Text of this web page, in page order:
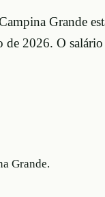
Grande
2026. O
Grande.